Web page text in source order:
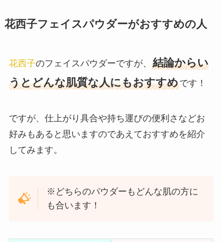
花西子フェイスパウダーがおすすめの人
花西子のフェイスパウダーですが、 結論からい
うとどんな肌質な人にもおすすめです！
ですが、仕上がり具合や持ち運びの便利さなどお
好みもあると思いますのであえておすすめを紹介
してみます。
※どちらのパウダーもどんな肌の方に
も合います！